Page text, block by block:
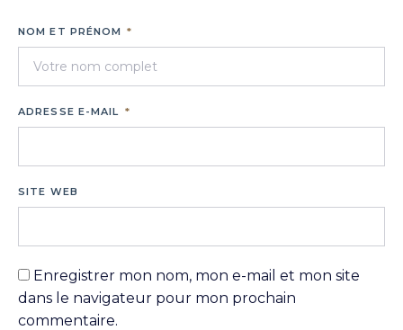
NOM ET PRÉNOM *
ADRESSE E-MAIL *
SITE WEB
Enregistrer mon nom, mon e-mail et mon site
dans le navigateur pour mon prochain
commentaire.